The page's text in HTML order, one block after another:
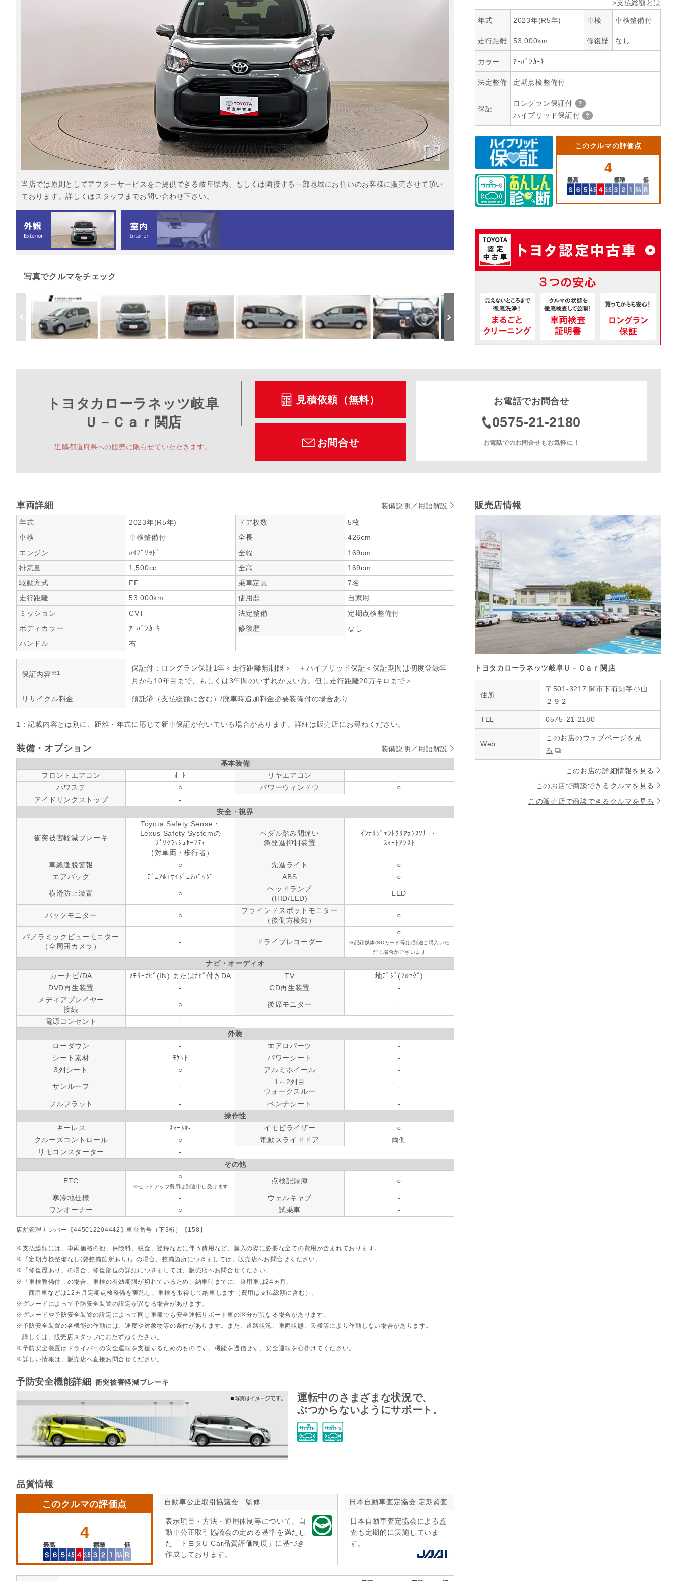
当店では原則としてアフターサービスをご提供できる岐阜県内、もしくは隣接する一部地域にお住いのお客様に販売させて頂い
ております。詳しくはスタッフまでお問い合わせ下さい。
写真でクルマをチェック
>支払総額とは
年式 2023年(R5年) 車検 車検整備付
走行距離 53,000km 修復歴 なし
カラー ｱｰﾊﾞﾝｶｰｷ
法定整備 定期点検整備付
保証
ロングラン保証付
ハイブリッド保証付
このクルマの評価点
4
トヨタカローラネッツ岐阜
Ｕ－Ｃａｒ関店
近隣都道府県への販売に限らせていただきます。
見積依頼（無料）
お問合せ
お電話でお問合せ
0575-21-2180
お電話でのお問合せもお気軽に！
車両詳細 装備説明／用語解説
年式 2023年(R5年) ドア枚数
5枚
車検
車検整備付 全長
426cm
エンジン
ﾊｲﾌﾞﾘｯﾄﾞ 全幅
169cm
排気量
1,500cc 全高
169cm
駆動方式
FF 乗車定員
7名
走行距離
53,000km 使用歴
自家用
ミッション
CVT 法定整備
定期点検整備付
ボディカラー
ｱｰﾊﾞﾝｶｰｷ 修復歴
なし
ハンドル
右
保証内容 ※1
保証付：ロングラン保証1年＜走行距離無制限＞ ＋ハイブリッド保証＜保証期間は初度登録年
月から10年目まで、もしくは3年間のいずれか長い方。但し走行距離20万キロまで＞
リサイクル料金 預託済（支払総額に含む）/廃車時追加料金必要装備付の場合あり
1：記載内容とは別に、距離・年式に応じて新車保証が付いている場合があります。詳細は販売店にお尋ねください。
装備・オプション
装備説明／用語解説
基本装備
フロントエアコン
ｵｰﾄ リヤエアコン
-
パワステ
○ パワーウィンドウ
○
アイドリングストップ
-
安全・視界
衝突被害軽減ブレーキ
Toyota Safety Sense・
Lexus Safety Systemの
ﾌﾟﾘｸﾗｯｼｭｾｰﾌﾃｨ
（対車両・歩行者）
ペダル踏み間違い
急発進抑制装置
ｲﾝﾃﾘｼﾞｪﾝﾄｸﾘｱﾗﾝｽｿﾅｰ・
ｽﾏｰﾄｱｼｽﾄ
車線逸脱警報 ○ 先進ライト
○
エアバッグ
ﾃﾞｭｱﾙ+ｻｲﾄﾞｴｱﾊﾞｯｸﾞ ABS ○
横滑防止装置 ○
ヘッドランプ
(HID/LED)
LED
バックモニター ○
ブラインドスポットモニター
（後側方検知）
○
パノラミックビューモニター
（全周囲カメラ）
- ドライブレコーダー
○
※記録媒体(SDカード等)は別途ご購入いた
だく場合がございます
ナビ・オーディオ
カーナビ/DA
ﾒﾓﾘｰﾅﾋﾞ(IN) またはﾅﾋﾞ付きDA TV
地ﾃﾞｼﾞ(ﾌﾙｾｸﾞ)
DVD再生装置
- CD再生装置
-
メディアプレイヤー
接続
○ 後席モニター -
電源コンセント
-
外装
ローダウン
- エアロパーツ
-
シート素材
ﾓｹｯﾄ パワーシート
-
3列シート
○ アルミホイール -
サンルーフ -
1⇔2列目
ウォークスルー
-
フルフラット - ベンチシート
-
操作性
キーレス
ｽﾏｰﾄｷ- イモビライザー
○
クルーズコントロール
○ 電動スライドドア
両側
リモコンスターター
-
その他
ETC
○
※セットアップ費用は別途申し受けます
点検記録簿 ○
寒冷地仕様 - ウェルキャブ
-
ワンオーナー
○ 試乗車 -
店舗管理ナンバー【445012204442】車台番号（下3桁）【158】
支払総額には、車両価格の他、保険料、税金、登録などに伴う費用など、購入の際に必要な全ての費用が含まれております。
「定期点検整備なし(要整備箇所あり)」の場合、整備箇所につきましては、販売店へお問合せください。
「修復歴あり」の場合、修復部位の詳細につきましては、販売店へお問合せください。
「車検整備付」の場合、車検の有効期限が切れているため、納車時までに、乗用車は24ヵ月、
商用車などは12ヵ月定期点検整備を実施し、車検を取得して納車します（費用は支払総額に含む）。
グレードによって予防安全装置の設定が異なる場合があります。
グレードや予防安全装置の設定によって同じ車種でも安全運転サポート車の区分が異なる場合があります。
予防安全装置の各機能の作動には、速度や対象物等の条件があります。また、道路状況、車両状態、天候等により作動しない場合があります。
詳しくは、販売店スタッフにおたずねください。
予防安全装置はドライバーの安全運転を支援するためのものです。機能を過信せず、安全運転を心掛けてください。
詳しい情報は、販売店へ直接お問合せください。
予防安全機能詳細 衝突被害軽減ブレーキ
運転中のさまざまな状況で、
ぶつからないようにサポート。
品質情報
このクルマの評価点
4
自動車公正取引協議会 監修
表示項目・方法・運用体制等について、自
動車公正取引協議会の定める基準を満たし
た「トヨタU-Car品質評価制度」に基づき
作成しております。
日本自動車査定協会 定期監査
日本自動車査定協会による監
査も定期的に実施していま
す。
販売店情報
トヨタカローラネッツ岐阜Ｕ－Ｃａｒ関店
住所
〒501-3217 関市下有知字小山
２９２
TEL 0575-21-2180
Web
このお店のウェブページを見
る
このお店の詳細情報を見る
このお店で商談できるクルマを見る
この販売店で商談できるクルマを見る